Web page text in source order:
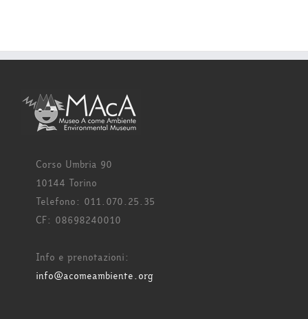
Corso Umbria 90
10144 Torino
Telefono: 011.070.25.35
CF: 08698240010
Info e prenotazioni:
info@acomeambiente.org